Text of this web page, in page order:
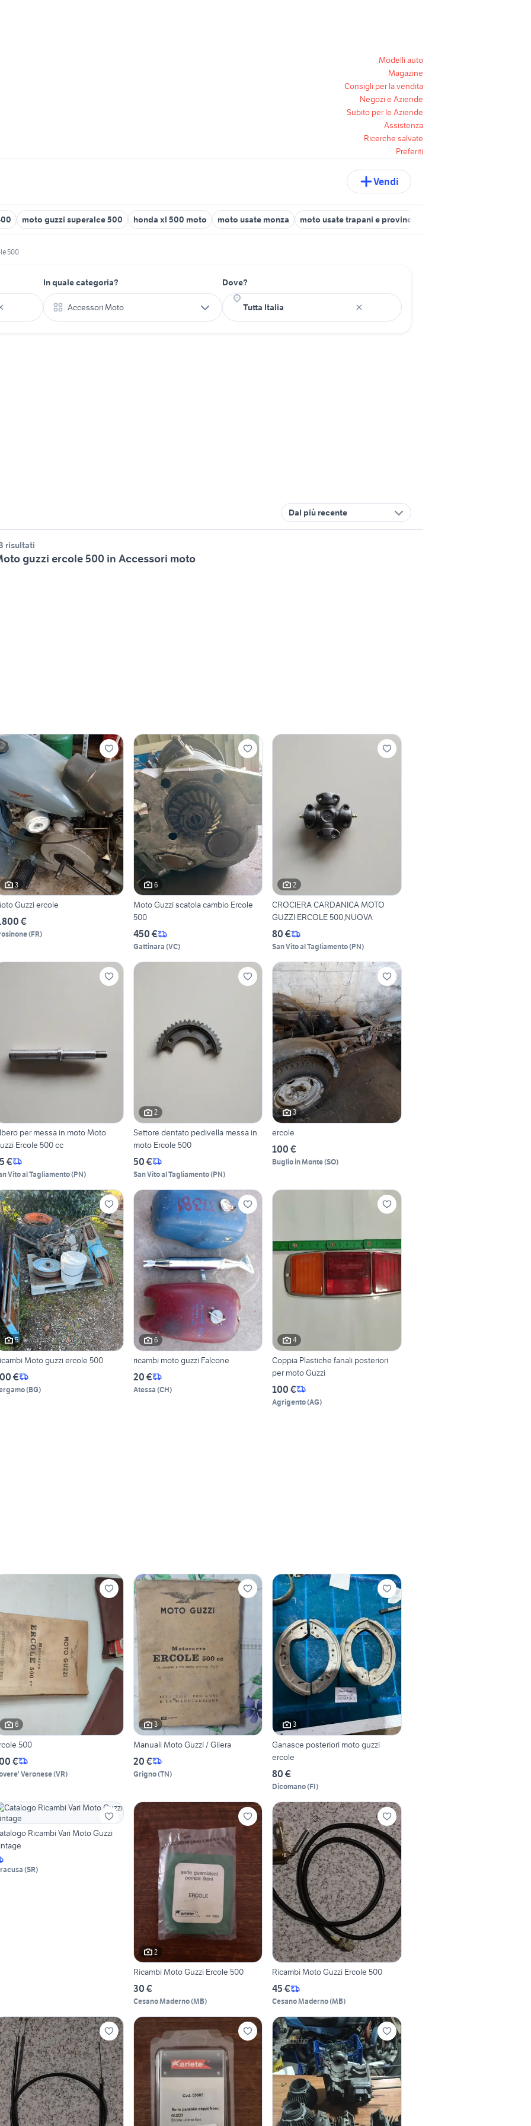
Modelli auto
Magazine
Consigli per la vendita
Negozi e Aziende
Subito per le Aziende
Assistenza
Ricerche salvate
Preferiti
Vendi
moto guzzi superalce 500 honda xl 500 moto moto usate monza moto usate trapani e provincia
500
In quale categoria?
Accessori Moto
Dove?
Dal più recente
risultati
guzzi ercole 500 in Accessori moto
3
Guzzi ercole
€
(FR)
6
Moto Guzzi scatola cambio Ercole
500
450 €
Gattinara (VC)
2
CROCIERA CARDANICA MOTO
GUZZI ERCOLE 500,NUOVA
80 €
San Vito al Tagliamento(PN)
per messa in moto Moto
Guzzi Ercole 500 cc
€
Vito al Tagliamento(PN)
2
Settore dentato pedivella messa in
moto Ercole 500
50 €
San Vito al Tagliamento(PN)
3
ercole
100 €
Buglio in Monte(SO)
5
Moto guzzi ercole 500
€
(BG)
6
ricambi moto guzzi Falcone
20 €
Atessa (CH)
4
Coppia Plastiche fanali posteriori
per moto Guzzi
100 €
Agrigento(AG)
6
500
€
Veronese(VR)
3
Manuali Moto Guzzi / Gilera
20 €
Grigno(TN)
3
Ganasce posteriori moto guzzi
ercole
80 €
Dicomano(FI)
Ricambi Vari Moto Guzzi
(SR)
2
Ricambi Moto Guzzi Ercole 500
30 €
Cesano Maderno(MB)
Ricambi Moto Guzzi Ercole 500
45 €
Cesano Maderno(MB)